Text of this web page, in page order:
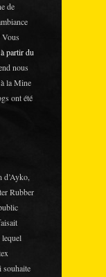
de
Vous
à partir du
nous
la Mine
ont été
d’Ayko,
Rubber